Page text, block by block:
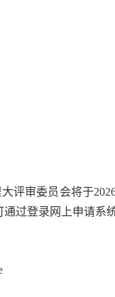
评审委员会将于
过登录网上申请系